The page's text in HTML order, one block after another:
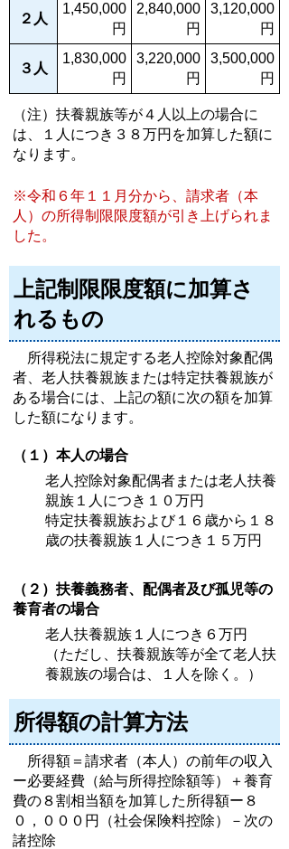
２人
1,450,000
円
2,840,000
円
3,120,000
円
３人
1,830,000
円
3,220,000
円
3,500,000
円
（注）扶養親族等が４人以上の場合に
は、１人につき３８万円を加算した額に
なります。
※令和６年１１月分から、請求者（本
人）の所得制限限度額が引き上げられま
した。
上記制限限度額に加算さ
れるもの
所得税法に規定する老人控除対象配偶
者、老人扶養親族または特定扶養親族が
ある場合には、上記の額に次の額を加算
した額になります。
（１）本人の場合
老人控除対象配偶者または老人扶養
親族１人につき１０万円
特定扶養親族および１６歳から１８
歳の扶養親族１人につき１５万円
（２）扶養義務者、配偶者及び孤児等の
養育者の場合
老人扶養親族１人につき６万円
（ただし、扶養親族等が全て老人扶
養親族の場合は、１人を除く。）
所得額の計算方法
所得額＝請求者（本人）の前年の収入
ー必要経費（給与所得控除額等）＋養育
費の８割相当額を加算した所得額ー８
０，０００円（社会保険料控除）－次の
諸控除